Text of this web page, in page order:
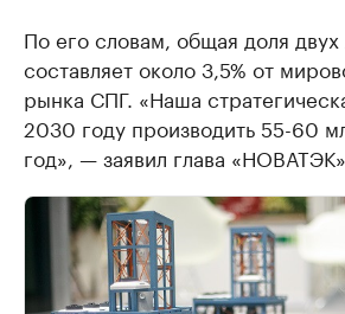
По его словам, общая доля двух
составляет около 3,5% от
рынка СПГ. «Наша
2030 году производить 55-60
год», — заявил глава «НОВАТЭК».